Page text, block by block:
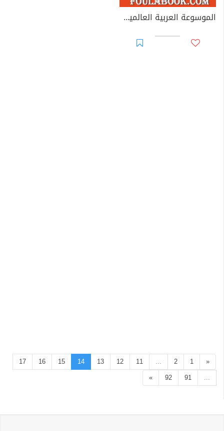
الموسوعة العربية العالمية - المجلد السادس عشر: ع
«
1
2
...
11
12
13
14
15
16
17
...
91
92
»